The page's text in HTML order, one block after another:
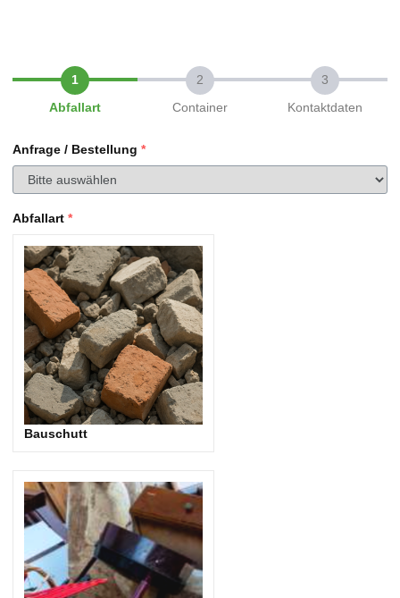
Abfallart Container Kontaktdaten
Anfrage / Bestellung *
Abfallart *
Bauschutt